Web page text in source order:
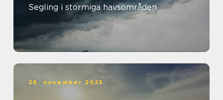
Segling i stormiga havsområden
26. november 2025